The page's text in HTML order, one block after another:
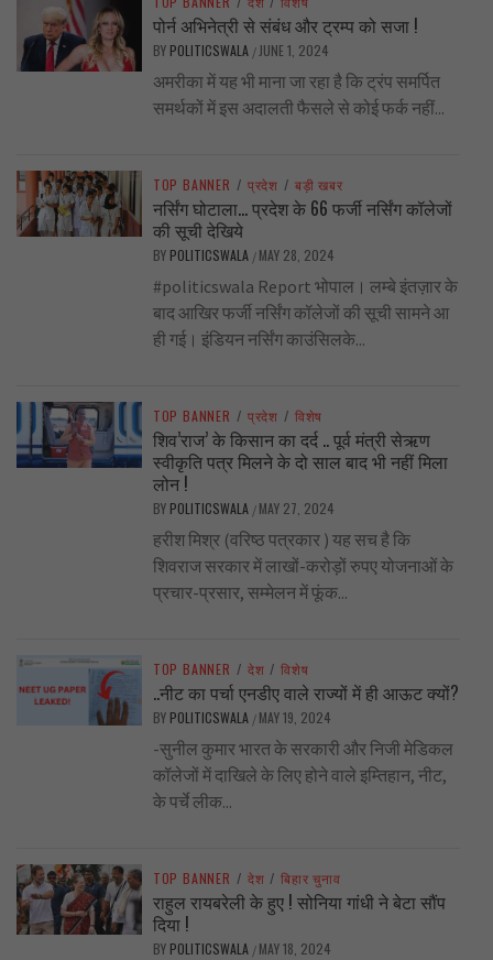
पोर्न अभिनेत्री से संबंध और ट्रम्प को सजा !
BY POLITICSWALA / JUNE 1, 2024
अमरीका में यह भी माना जा रहा है कि ट्रंप समर्पित
समर्थकों में इस अदालती फैसले से कोई फर्क नहीं...
TOP BANNER / प्रदेश / बड़ी खबर
नर्सिंग घोटाला… प्रदेश के 66 फर्जी नर्सिंग कॉलेजों
की सूची देखिये
BY POLITICSWALA / MAY 28, 2024
#politicswala Report भोपाल। लम्बे इंतज़ार के
बाद आखिर फर्जी नर्सिंग कॉलेजों की सूची सामने आ
ही गई। इंडियन नर्सिंग काउंसिलके...
TOP BANNER / प्रदेश / विशेष
शिव’राज’ के किसान का दर्द .. पूर्व मंत्री सेऋण
स्वीकृति पत्र मिलने के दो साल बाद भी नहीं मिला
लोन !
BY POLITICSWALA / MAY 27, 2024
हरीश मिश्र (वरिष्ठ पत्रकार ) यह सच है कि
शिवराज सरकार में लाखों-करोड़ों रुपए योजनाओं के
प्रचार-प्रसार, सम्मेलन में फूंक...
TOP BANNER / देश / विशेष
..नीट का पर्चा एनडीए वाले राज्यों में ही आऊट क्यों?
BY POLITICSWALA / MAY 19, 2024
-सुनील कुमार भारत के सरकारी और निजी मेडिकल
कॉलेजों में दाखिले के लिए होने वाले इम्तिहान, नीट,
के पर्चे लीक...
TOP BANNER / देश / बिहार चुनाव
राहुल रायबरेली के हुए ! सोनिया गांधी ने बेटा सौंप
दिया !
BY POLITICSWALA / MAY 18, 2024